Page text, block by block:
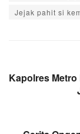
Jejak pahit si
Kapolres